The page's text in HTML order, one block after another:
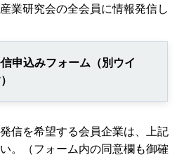
業研究会の全会員に情報発信し
申込みフォーム（別ウイ
信を希望する会員企業は、上記
。（フォーム内の同意欄も御確